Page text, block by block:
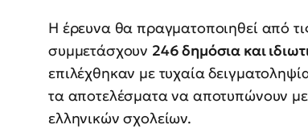
Η έρευνα θα πραγματοποιηθεί από
συμμετάσχουν 246 δημόσια και
επιλέχθηκαν με τυχαία
τα αποτελέσματα να αποτυπώνουν με
ελληνικών σχολείων.